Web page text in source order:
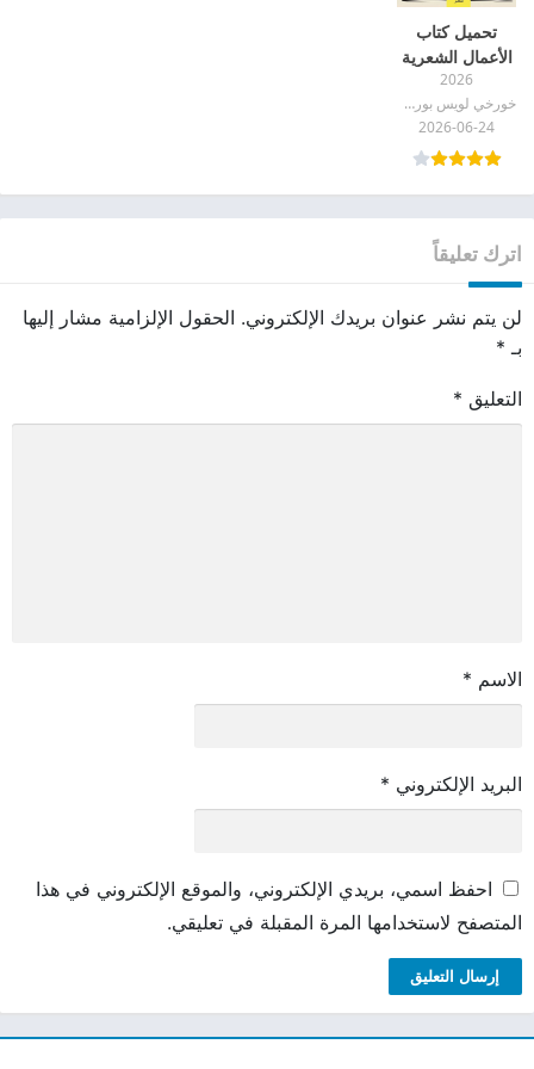
تحميل كتاب
الأعمال الشعرية
pdf
2026
خورخي لويس بورخيس
2026-06-24
اترك تعليقاً
لن يتم نشر عنوان بريدك الإلكتروني. الحقول الإلزامية مشار إليها
بـ *
التعليق *
الاسم *
البريد الإلكتروني *
احفظ اسمي، بريدي الإلكتروني، والموقع الإلكتروني في هذا
المتصفح لاستخدامها المرة المقبلة في تعليقي.